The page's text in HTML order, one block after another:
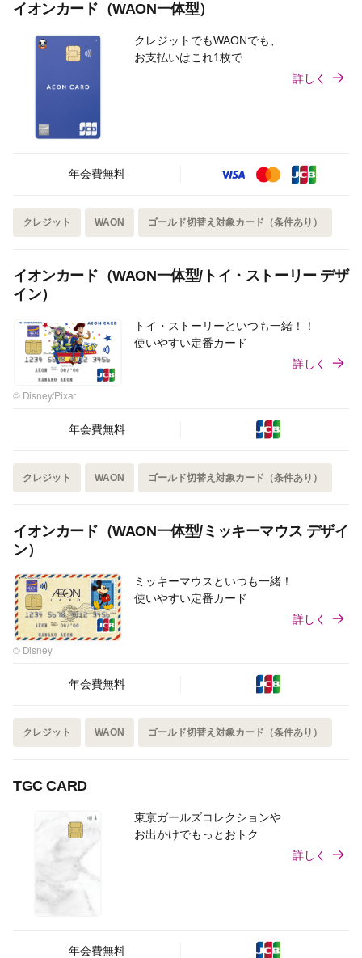
イオンカード（WAON一体型）
クレジットでもWAONでも、
お支払いはこれ1枚で
詳しく
年会費無料
クレジット WAON ゴールド切替え対象カード（条件あり）
イオンカード（WAON一体型/トイ・ストーリー デザ
イン）
© Disney/Pixar
トイ・ストーリーといつも一緒！！
使いやすい定番カード
詳しく
年会費無料
クレジット WAON ゴールド切替え対象カード（条件あり）
イオンカード（WAON一体型/ミッキーマウス デザイ
ン）
© Disney
ミッキーマウスといつも一緒！
使いやすい定番カード
詳しく
年会費無料
クレジット WAON ゴールド切替え対象カード（条件あり）
TGC CARD
東京ガールズコレクションや
お出かけでもっとおトク
詳しく
年会費無料